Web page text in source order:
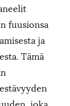
fuusionsa
ja
Tämä